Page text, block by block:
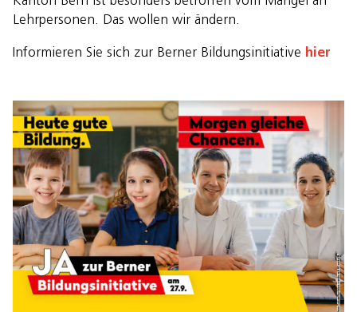
Lehrpersonen. Das wollen wir ändern.
Informieren Sie sich zur Berner Bildungsinitiative hier